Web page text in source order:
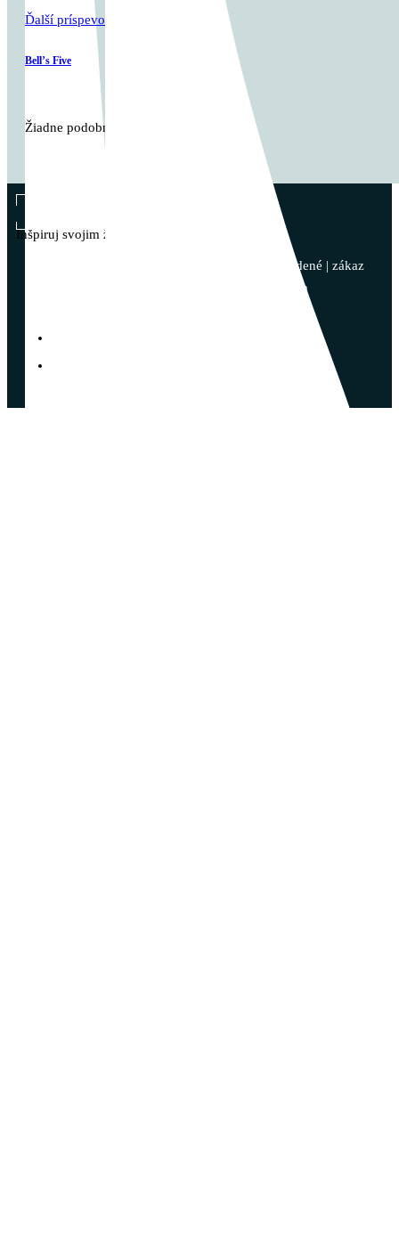
Ďalší príspevok
Bell’s Five
Žiadne podobné články
Inšpiruj svojim životom …
© 2023 - Vladimír Takáč - Všetky práva vyhradené | zákaz
kopírovania obsahu bez súhlasu autora